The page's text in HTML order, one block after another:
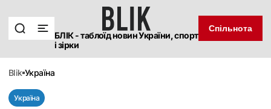
БЛІК - таблоїд новин України, спорт
і зірки
Спільнота
blik україна
Україна